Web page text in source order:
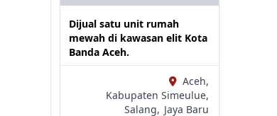
Dijual satu unit rumah
mewah di kawasan elit Kota
Banda Aceh.
Aceh,
Kabupaten Simeulue,
Salang, Jaya Baru